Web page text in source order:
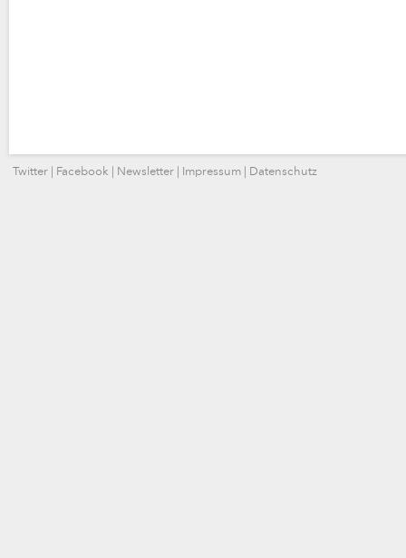
Twitter Facebook Newsletter Impressum Datenschutz